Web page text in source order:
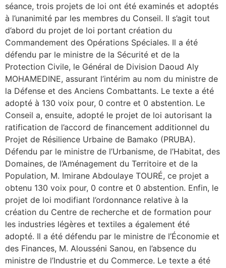
séance, trois projets de loi ont été examinés et adoptés
à l’unanimité par les membres du Conseil. Il s’agit tout
d’abord du projet de loi portant création du
Commandement des Opérations Spéciales. Il a été
défendu par le ministre de la Sécurité et de la
Protection Civile, le Général de Division Daoud Aly
MOHAMEDINE, assurant l’intérim au nom du ministre de
la Défense et des Anciens Combattants. Le texte a été
adopté à 130 voix pour, 0 contre et 0 abstention. Le
Conseil a, ensuite, adopté le projet de loi autorisant la
ratification de l’accord de financement additionnel du
Projet de Résilience Urbaine de Bamako (PRUBA).
Défendu par le ministre de l’Urbanisme, de l’Habitat, des
Domaines, de l’Aménagement du Territoire et de la
Population, M. Imirane Abdoulaye TOURÉ, ce projet a
obtenu 130 voix pour, 0 contre et 0 abstention. Enfin, le
projet de loi modifiant l’ordonnance relative à la
création du Centre de recherche et de formation pour
les industries légères et textiles a également été
adopté. Il a été défendu par le ministre de l’Économie et
des Finances, M. Alousséni Sanou, en l’absence du
ministre de l’Industrie et du Commerce. Le texte a été